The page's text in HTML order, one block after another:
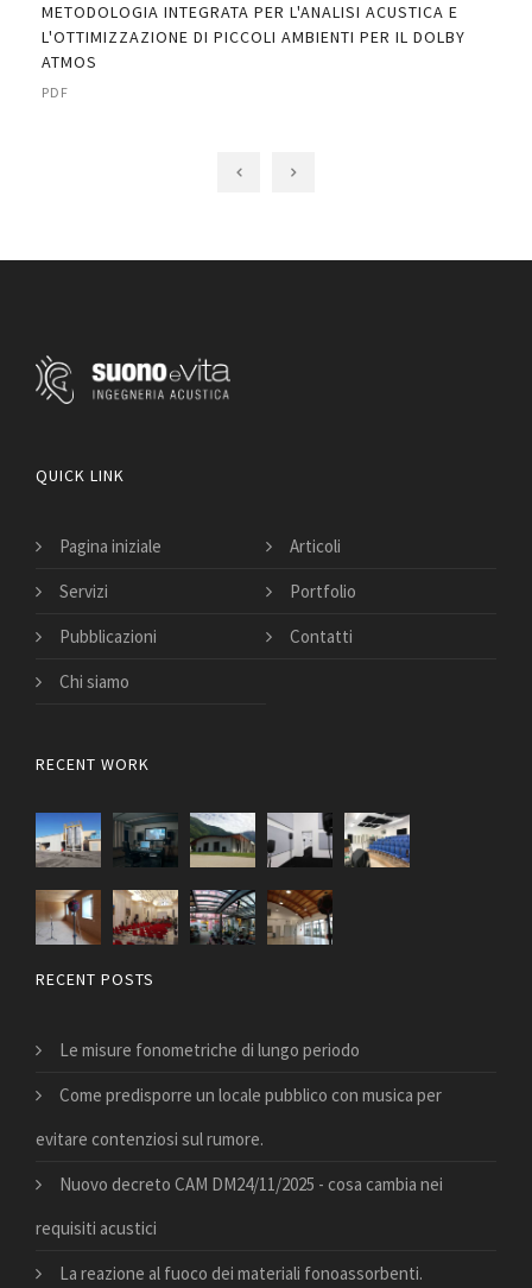
METODOLOGIA INTEGRATA PER L'ANALISI ACUSTICA E
L'OTTIMIZZAZIONE DI PICCOLI AMBIENTI PER IL DOLBY
ATMOS
PDF
QUICK LINK
Pagina iniziale
Articoli
Servizi
Portfolio
Pubblicazioni
Contatti
Chi siamo
RECENT WORK
RECENT POSTS
Le misure fonometriche di lungo periodo
Come predisporre un locale pubblico con musica per
evitare contenziosi sul rumore.
Nuovo decreto CAM DM24/11/2025 - cosa cambia nei
requisiti acustici
La reazione al fuoco dei materiali fonoassorbenti.